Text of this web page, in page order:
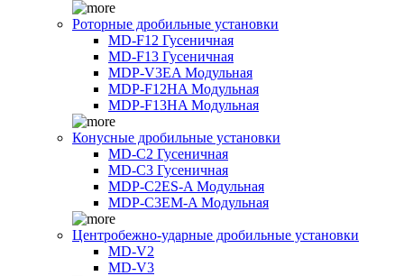
Роторные дробильные установки
MD-F12 Гусеничная
MD-F13 Гусеничная
MDP-V3EA Модульная
MDP-F12HA Модульная
MDP-F13HA Модульная
Конусные дробильные установки
MD-C2 Гусеничная
MD-C3 Гусеничная
MDP-C2ES-A Модульная
MDP-C3EM-A Модульная
Центробежно-ударные дробильные установки
MD-V2
MD-V3